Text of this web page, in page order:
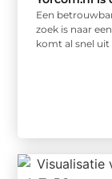
Een
zoek is naar
komt al snel uit